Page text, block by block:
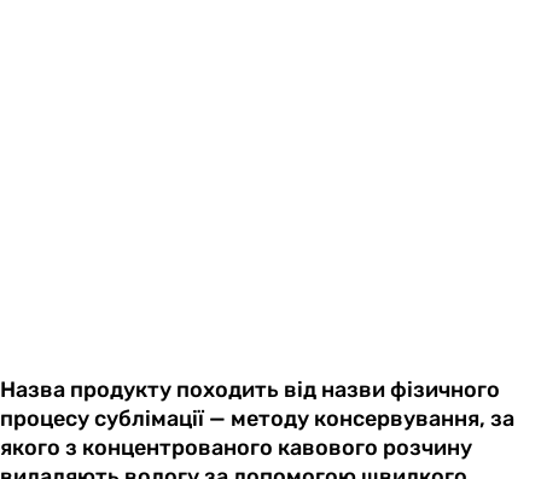
Назва продукту походить від назви фізичного
процесу сублімації — методу консервування, за
якого з концентрованого кавового розчину